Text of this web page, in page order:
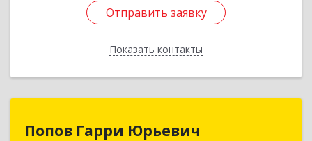
Отправить заявку
Показать контакты
Отправить заявку
Назад
Попов Гарри Юрьевич